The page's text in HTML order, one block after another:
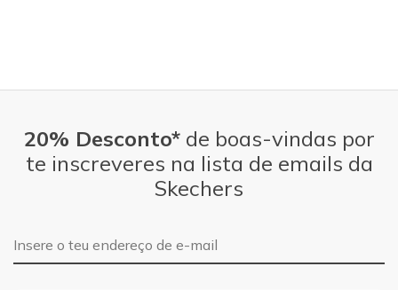
20% Desconto*de boas-vindas por
te inscreveres na lista de emails da
Skechers
Endereço de e-mail